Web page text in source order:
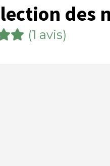
des
(1 avis)